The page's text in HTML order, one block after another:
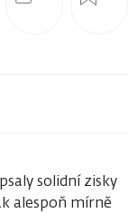
solidní zisky
alespoň mírně